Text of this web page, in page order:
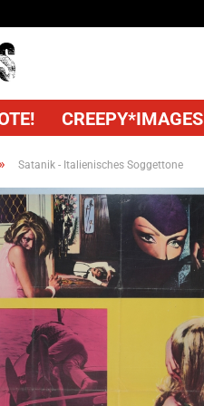
CREEPY*IMAGES
» Satanik - Italienisches Soggettone